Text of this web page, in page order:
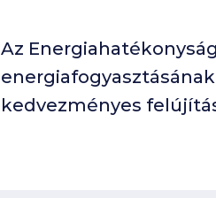
Az
kedvezményes